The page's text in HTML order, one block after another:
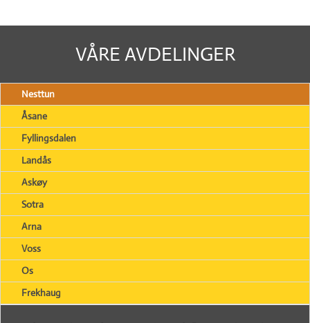
VÅRE AVDELINGER
Nesttun
Åsane
Fyllingsdalen
Landås
Askøy
Sotra
Arna
Voss
Os
Frekhaug